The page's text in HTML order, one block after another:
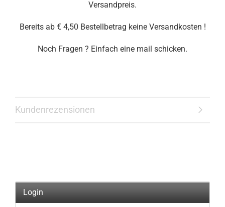
Versandpreis.
Bereits ab € 4,50 Bestellbetrag keine Versandkosten !
Noch Fragen ? Einfach eine mail schicken.
Kundenrezensionen
Login